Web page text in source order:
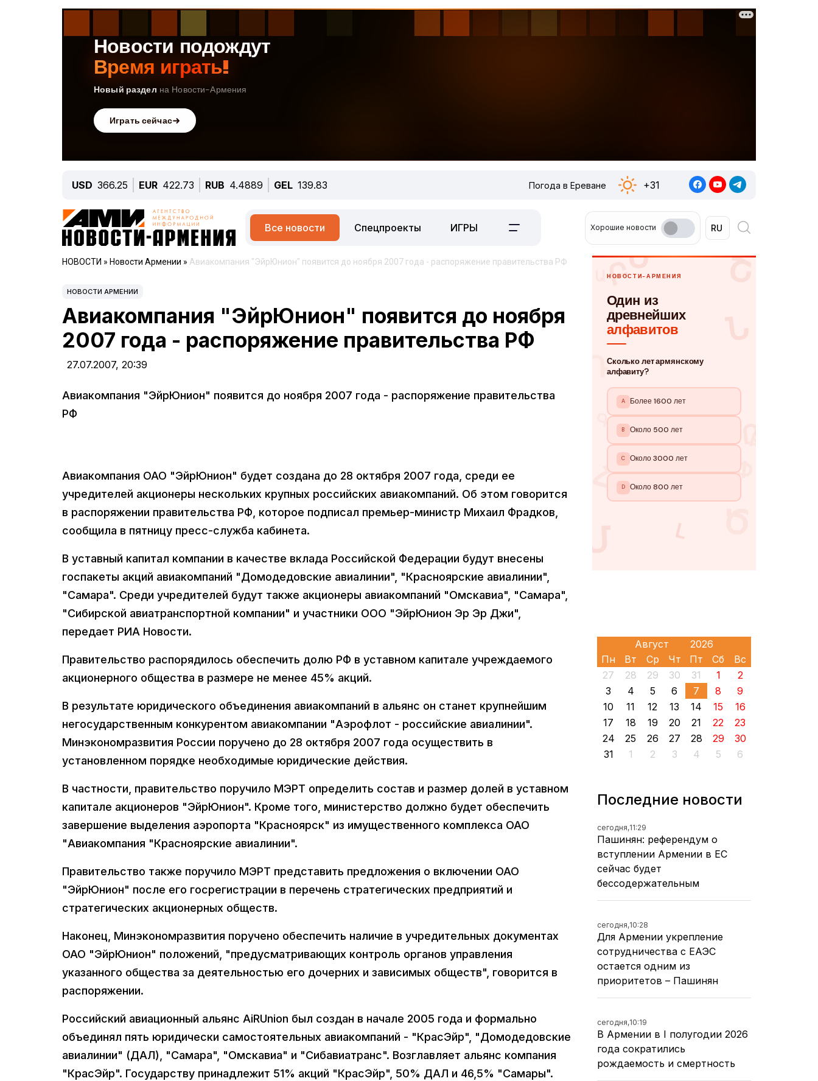
USD 366.25 EUR 422.73 RUB 4.4889 GEL 139.83 Погода в Ереване +31
Все новости Спецпроекты ИГРЫ Хорошие новости
НОВОСТИ » Новости Армении » Авиакомпания "ЭйрЮнион" появится до ноября 2007 года - распоряжение правительства РФ
НОВОСТИ АРМЕНИИ
Авиакомпания "ЭйрЮнион" появится до ноября
2007 года - распоряжение правительства РФ
27.07.2007, 20:39
Авиакомпания "ЭйрЮнион" появится до ноября 2007 года - распоряжение правительства
РФ
Авиакомпания ОАО "ЭйрЮнион" будет создана до 28 октября 2007 года, среди ее
учредителей акционеры нескольких крупных российских авиакомпаний. Об этом говорится
в распоряжении правительства РФ, которое подписал премьер-министр Михаил Фрадков,
сообщила в пятницу пресс-служба кабинета.
В уставный капитал компании в качестве вклада Российской Федерации будут внесены
госпакеты акций авиакомпаний "Домодедовские авиалинии", "Красноярские авиалинии",
"Самара". Среди учредителей будут также акционеры авиакомпаний "Омскавиа", "Самара",
"Сибирской авиатранспортной компании" и участники ООО "ЭйрЮнион Эр Эр Джи",
передает РИА Новости.
Правительство распорядилось обеспечить долю РФ в уставном капитале учреждаемого
акционерного общества в размере не менее 45% акций.
В результате юридического объединения авиакомпаний в альянс он станет крупнейшим
негосударственным конкурентом авиакомпании "Аэрофлот - российские авиалинии".
Минэкономразвития России поручено до 28 октября 2007 года осуществить в
установленном порядке необходимые юридические действия.
В частности, правительство поручило МЭРТ определить состав и размер долей в уставном
капитале акционеров "ЭйрЮнион". Кроме того, министерство должно будет обеспечить
завершение выделения аэропорта "Красноярск" из имущественного комплекса ОАО
"Авиакомпания "Красноярские авиалинии".
Правительство также поручило МЭРТ представить предложения о включении ОАО
"ЭйрЮнион" после его госрегистрации в перечень стратегических предприятий и
стратегических акционерных обществ.
Наконец, Минэкономразвития поручено обеспечить наличие в учредительных документах
ОАО "ЭйрЮнион" положений, "предусматривающих контроль органов управления
указанного общества за деятельностью его дочерних и зависимых обществ", говорится в
распоряжении.
Российский авиационный альянс AiRUnion был создан в начале 2005 года и формально
объединял пять юридически самостоятельных авиакомпаний - "КрасЭйр", "Домодедовские
авиалинии" (ДАЛ), "Самара", "Омскавиа" и "Сибавиатранс". Возглавляет альянс компания
"КрасЭйр". Государству принадлежит 51% акций "КрасЭйр", 50% ДАЛ и 46,5% "Самары".
Пн Вт Ср Чт Пт Сб
Вс
27
28 29 30 31 1
2
3
4 5 6 7 8
9
10
11 12 13 14 15
16
17
18 19 20 21 22
23
24
25 26 27 28 29
30
31
1 2 3 4 5 6
Последние новости
сегодня,11:29
Пашинян: референдум о
вступлении Армении в ЕС
сейчас будет
бессодержательным
сегодня,10:28
Для Армении укрепление
сотрудничества с ЕАЭС
остается одним из
приоритетов – Пашинян
сегодня,10:19
В Армении в I полугодии 2026
года сократились
рождаемость и смертность